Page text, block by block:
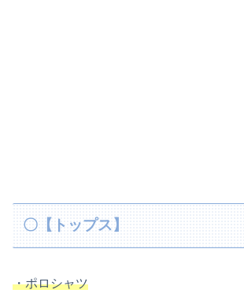
〇【トップス】
・ポロシャツ